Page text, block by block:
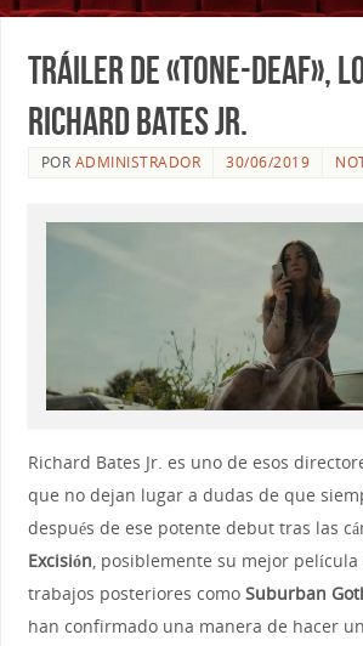
Tráiler de «Tone-Deaf»,
Richard Bates Jr.
POR ADMINISTRADOR 30/06/2019
Richard Bates Jr. es uno de esos
que no dejan lugar a dudas de que
después de ese potente debut tras las
Excisión, posiblemente su mejor película
trabajos posteriores como Suburban
han confirmado una manera de hacer